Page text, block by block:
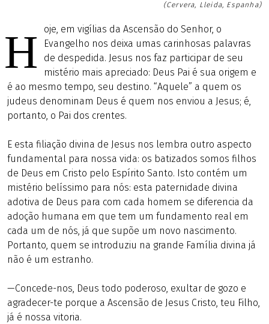
(Cervera, Lleida, Espanha)
H
oje, em vigílias da Ascensão do Senhor, o
Evangelho nos deixa umas carinhosas palavras
de despedida. Jesus nos faz participar de seu
mistério mais apreciado: Deus Pai é sua origem e
é ao mesmo tempo, seu destino. “Aquele” a quem os
judeus denominam Deus é quem nos enviou a Jesus; é,
portanto, o Pai dos crentes.
E esta filiação divina de Jesus nos lembra outro aspecto
fundamental para nossa vida: os batizados somos filhos
de Deus em Cristo pelo Espírito Santo. Isto contém um
mistério belíssimo para nós: esta paternidade divina
adotiva de Deus para com cada homem se diferencia da
adoção humana em que tem um fundamento real em
cada um de nós, já que supõe um novo nascimento.
Portanto, quem se introduziu na grande Família divina já
não é um estranho.
—Concede-nos, Deus todo poderoso, exultar de gozo e
agradecer-te porque a Ascensão de Jesus Cristo, teu Filho,
já é nossa vitoria.